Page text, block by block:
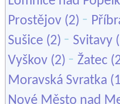
Prostějov (2) -
Sušice (2) - Svitavy
Vyškov (2) - Žatec
Moravská Svratka
Nové Město nad